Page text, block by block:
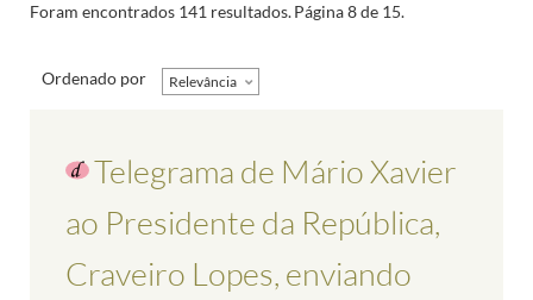
Foram encontrados 141 resultados.Página 8 de 15.
Ordenado por Relevância
Telegrama de Mário Xavier
ao Presidente da República,
Craveiro Lopes, enviando